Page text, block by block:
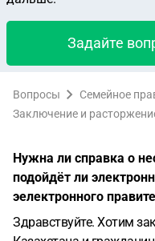
Задайте
Вопросы
Семейное
Заключение и
Нужна ли справка о
подойдёт ли
эелектронного
Здравствуйте. Хотим